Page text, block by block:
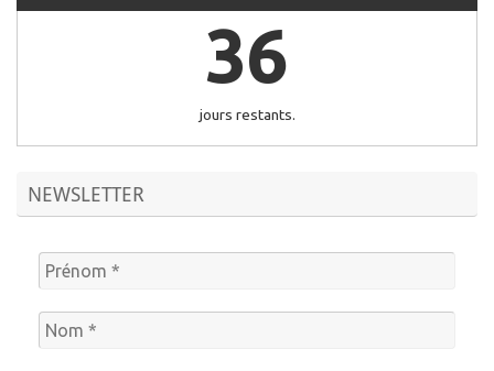
36
jours restants.
NEWSLETTER